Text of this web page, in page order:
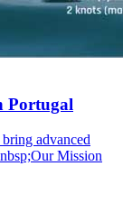
Portugal
advanced
Mission